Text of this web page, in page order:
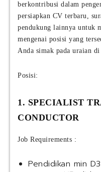
berkontribusi dalam
persiapkan CV terbaru,
pendukung lainnya untuk
mengenai posisi yang
Anda simak pada uraian
Posisi:
1. SPECIALIST
CONDUCTOR
Job Requirements :
Pendidikan min